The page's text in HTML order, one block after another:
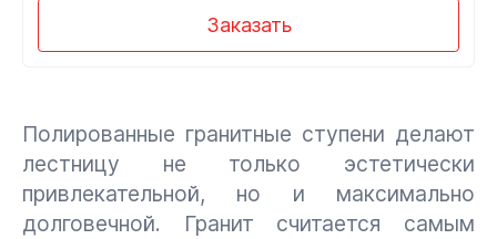
Заказать
Полированные гранитные ступени делают
лестницу не только эстетически
привлекательной, но и максимально
долговечной. Гранит считается самым